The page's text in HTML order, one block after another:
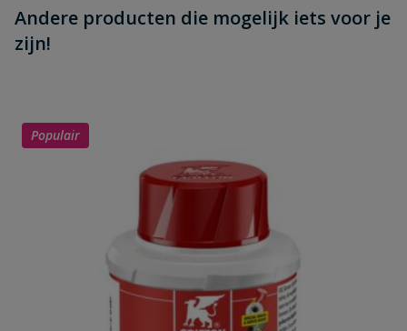
Andere producten die mogelijk iets voor je
zijn!
Populair